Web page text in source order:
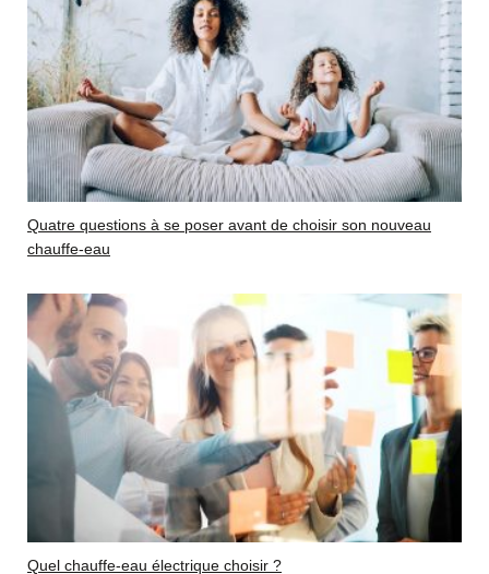
Quatre questions à se poser avant de choisir son nouveau
chauffe-eau
Quel chauffe-eau électrique choisir ?